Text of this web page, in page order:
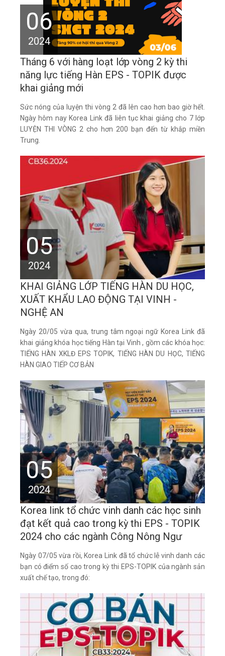
06
2024
Tháng 6 với hàng loạt lớp vòng 2 kỳ thi
năng lực tiếng Hàn EPS - TOPIK được
khai giảng mới
Sức nóng của luyện thi vòng 2 đã lên cao hơn bao giờ hết.
Ngày hôm nay Korea Link đã liên tục khai giảng cho 7 lớp
LUYỆN THI VÒNG 2 cho hơn 200 bạn đến từ khắp miền
Trung.
05
2024
KHAI GIẢNG LỚP TIẾNG HÀN DU HỌC,
XUẤT KHẨU LAO ĐỘNG TẠI VINH -
NGHỆ AN
Ngày 20/05 vừa qua, trung tâm ngoại ngữ Korea Link đã
khai giảng khóa học tiếng Hàn tại Vinh , gồm các khóa học:
TIẾNG HÀN XKLĐ EPS TOPIK, TIẾNG HÀN DU HỌC, TIẾNG
HÀN GIAO TIẾP CƠ BẢN
05
2024
Korea link tổ chức vinh danh các học sinh
đạt kết quả cao trong kỳ thi EPS - TOPIK
2024 cho các ngành Công Nông Ngư
Ngày 07/05 vừa rồi, Korea Link đã tổ chức lễ vinh danh các
bạn có điểm số cao trong kỳ thi EPS-TOPIK của ngành sản
xuất chế tạo, trong đó: